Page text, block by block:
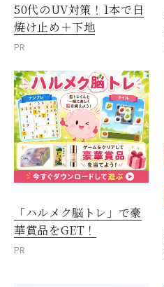
50代のUV対策！1本で日
焼け止め＋下地
PR
「ハルメク脳トレ」で豪
華賞品をGET！
PR